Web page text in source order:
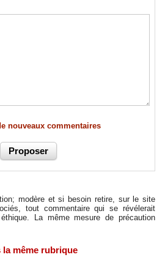
nouveaux commentaires
modère et si besoin retire, sur le site
tout commentaire qui se révélerait
La même mesure de précaution
la même rubrique